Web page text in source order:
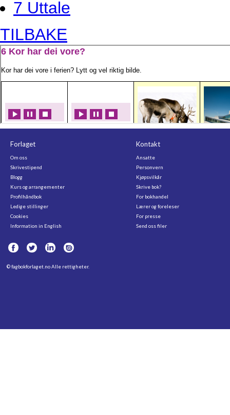
7 Uttale
TILBAKE
Forlaget
Om oss
Skrivestipend
Blogg
Kurs og arrangementer
Profilhåndbok
Ledige stillinger
Cookies
Information in English
Kontakt
Ansatte
Personvern
Kjøpsvilkår
Skrive bok?
For bokhandel
Lærer og foreleser
For presse
Send oss filer
©fagbokforlaget.noAlle rettigheter.